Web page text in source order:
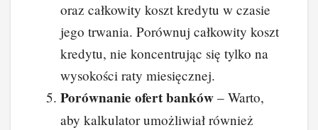
oraz całkowity koszt kredytu w czasie
jego trwania. Porównuj całkowity koszt
kredytu, nie koncentrując się tylko na
wysokości raty miesięcznej.
Porównanie ofert banków – Warto,
aby kalkulator umożliwiał również